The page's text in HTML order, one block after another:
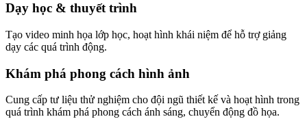
Dạy học & thuyết trình
Tạo video minh họa lớp học, hoạt hình khái niệm để hỗ trợ giảng
dạy các quá trình động.
Khám phá phong cách hình ảnh
Cung cấp tư liệu thử nghiệm cho đội ngũ thiết kế và hoạt hình trong
quá trình khám phá phong cách ánh sáng, chuyển động đồ họa.